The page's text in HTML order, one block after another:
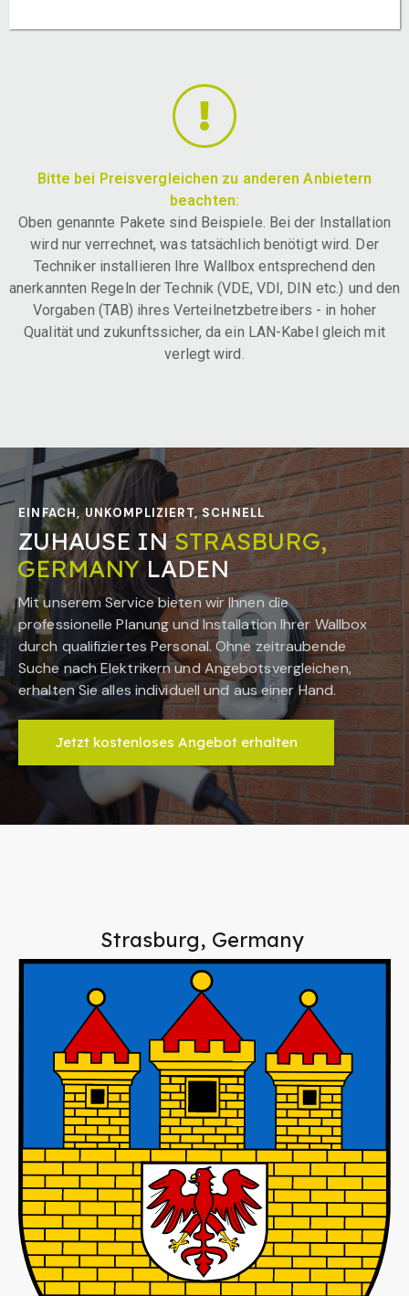
Bitte bei Preisvergleichen zu anderen Anbietern
beachten:
Oben genannte Pakete sind Beispiele. Bei der Installation
wird nur verrechnet, was tatsächlich benötigt wird. Der
Techniker installieren Ihre Wallbox entsprechend den
anerkannten Regeln der Technik (VDE, VDI, DIN etc.) und den
Vorgaben (TAB) ihres Verteilnetzbetreibers - in hoher
Qualität und zukunftssicher, da ein LAN-Kabel gleich mit
verlegt wird.
EINFACH, UNKOMPLIZIERT, SCHNELL
ZUHAUSE INSTRASBURG,
GERMANYLADEN
Mit unserem Service bieten wir Ihnen die
professionelle Planung und Installation Ihrer Wallbox
durch qualifiziertes Personal. Ohne zeitraubende
Suche nach Elektrikern und Angebotsvergleichen,
erhalten Sie alles individuell und aus einer Hand.
Jetzt kostenloses Angebot erhalten
Strasburg, Germany